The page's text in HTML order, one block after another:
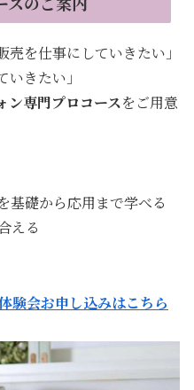
売を仕事にしていきたい」
いきたい」
ン専門プロコースをご用意
基礎から応用まで学べる
える
験会お申し込みはこちら